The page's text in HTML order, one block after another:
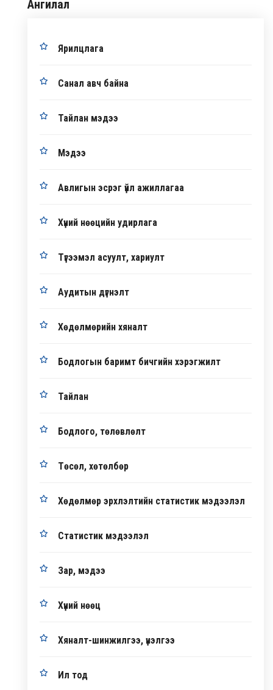
Ангилал
Ярилцлага
Санал авч байна
Тайлан мэдээ
Мэдээ
Авлигын эсрэг үйл ажиллагаа
Хүний нөөцийн удирлага
Түгээмэл асуулт, хариулт
Аудитын дүгнэлт
Хөдөлмөрийн хяналт
Бодлогын баримт бичгийн хэрэгжилт
Тайлан
Бодлого, төлөвлөлт
Төсөл, хөтөлбөр
Хөдөлмөр эрхлэлтийн статистик мэдээлэл
Статистик мэдээлэл
Зар, мэдээ
Хүний нөөц
Хяналт-шинжилгээ, үнэлгээ
Ил тод